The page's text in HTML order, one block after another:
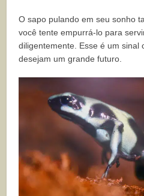
O sapo pulando em seu sonho
você tente empurrá-lo para
diligentemente. Esse é um
desejam um grande futuro.